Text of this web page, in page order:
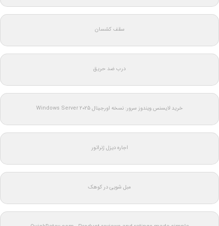
سقف کشسان
درب ضد حریق
خرید لایسنس ویندوز سرور: نسخه اورجینال Windows Server 2025
اجاره دیزل ژنراتور
مبل شویی در کوهک